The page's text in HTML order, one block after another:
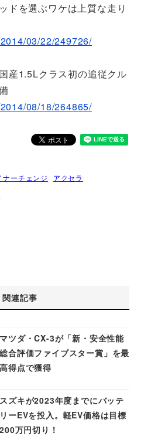
ドを選ぶワケは上質な走り
03/22/249726/
産1.5Lクラス初の追従クル
08/18/264865/
ナーチェンジ
アクセラ
関連記事
マツダ・CX-3が「新・安全性能
総合評価ファイブスター賞」を最
高得点で獲得
スズキが2023年度までにバッテ
リーEVを投入。軽EV価格は目標
200万円切り！